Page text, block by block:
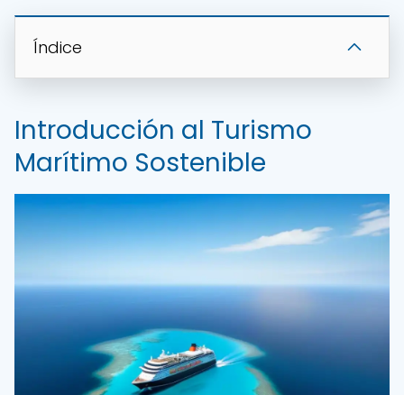
Índice
Introducción al Turismo
Marítimo Sostenible